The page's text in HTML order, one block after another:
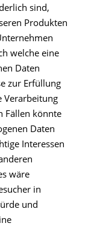
sind,
Produkten
welche eine
Daten
zur Erfüllung
Verarbeitung
Fällen könnte
Daten
Interessen
wäre
in
und